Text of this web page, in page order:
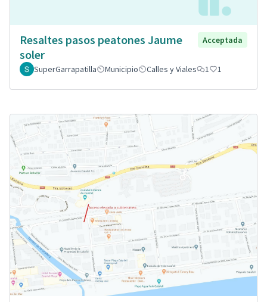
Resaltes pasos peatones Jaume
soler
Acceptada
SuperGarrapatilla Municipio Calles y Viales 1 1